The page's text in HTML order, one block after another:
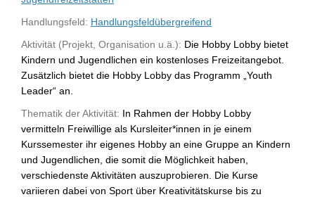
Handlungsfeld: Handlungsfeldübergreifend
Aktivität (Projekt, Organisation u.ä.): Die Hobby Lobby bietet
Kindern und Jugendlichen ein kostenloses Freizeitangebot.
Zusätzlich bietet die Hobby Lobby das Programm „Youth
Leader“ an.
Thematik der Aktivität: In Rahmen der Hobby Lobby
vermitteln Freiwillige als Kursleiter*innen in je einem
Kurssemester ihr eigenes Hobby an eine Gruppe an Kindern
und Jugendlichen, die somit die Möglichkeit haben,
verschiedenste Aktivitäten auszuprobieren. Die Kurse
variieren dabei von Sport über Kreativitätskurse bis zu